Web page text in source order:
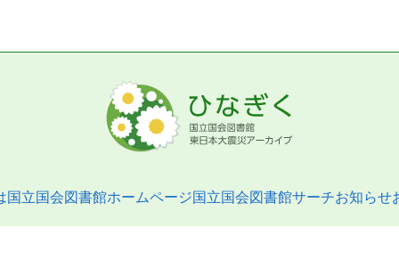
国立国会図書館ホームページ国立国会図書館サーチお知らせ